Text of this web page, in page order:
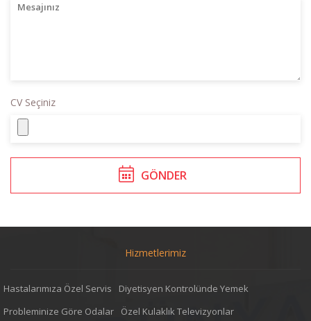
CV Seçiniz
Hizmetlerimiz
Hastalarımıza Özel Servis
Diyetisyen Kontrolünde Yemek
Probleminize Göre Odalar
Özel Kulaklık Televizyonlar